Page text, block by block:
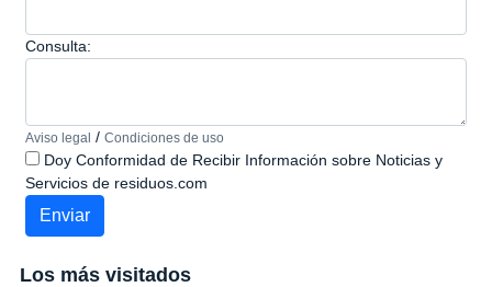
Consulta:
Aviso legal / Condiciones de uso
Doy Conformidad de Recibir Información sobre Noticias y
Servicios de residuos.com
Los más visitados